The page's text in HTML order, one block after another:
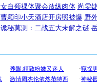
女白领祼体聚会放纵肉体 尚雯
曹颖印小天酒店开房照被爆 野
诡秘莫测：二战五大未解之谜
[圣诞节]
你太多